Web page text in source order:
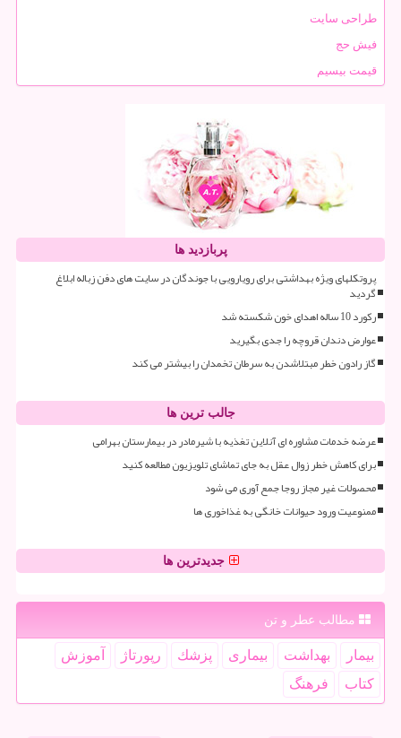
طراحی سایت
فیش حج
قیمت بیسیم
پربازدید ها
پروتکلهای ویژه بهداشتی برای رویارویی با جوندگان در سایت های دفن زباله ابلاغ
گردید
رکورد 10 ساله اهدای خون شکسته شد
عوارض دندان قروچه را جدی بگیرید
گاز رادون خطر مبتلاشدن به سرطان تخمدان را بیشتر می کند
جالب ترین ها
عرضه خدمات مشاوره ای آنلاین تغذیه با شیرمادر در بیمارستان بهرامی
برای کاهش خطر زوال عقل به جای تماشای تلویزیون مطالعه کنید
محصولات غیر مجاز روجا جمع آوری می شود
ممنوعیت ورود حیوانات خانگی به غذاخوری ها
جدیدترین ها
مطالب عطر و تن
بیمار بهداشت بیماری پزشك رپورتاژ
آموزش
كتاب
فرهنگ